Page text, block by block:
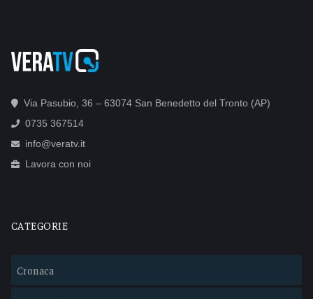
Via Pasubio, 36 – 63074 San Benedetto del Tronto (AP)
0735 367514
info@veratv.it
Lavora con noi
CATEGORIE
Cronaca